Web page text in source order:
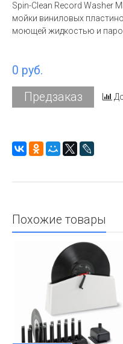
Spin-Clean Record Washer
мойки виниловых
моющей жидкостью и
0 руб.
Предзаказ
Похожие товары